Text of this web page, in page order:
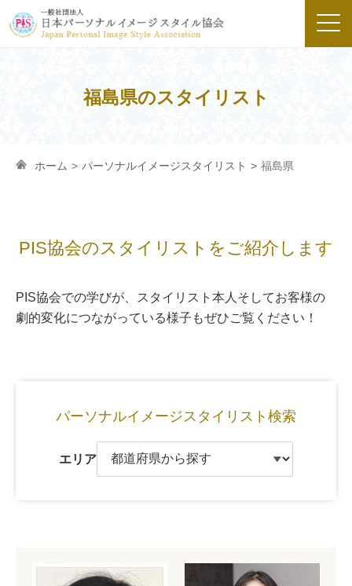
福島県のスタイリスト
ホーム > パーソナルイメージスタイリスト > 福島県
PIS協会のスタイリストを ご紹介します
PIS協会での学びが、スタイリスト本人そしてお客様の
劇的変化につながっている様子もぜひご覧ください！
パーソナルイメージスタイリスト検索
エリア